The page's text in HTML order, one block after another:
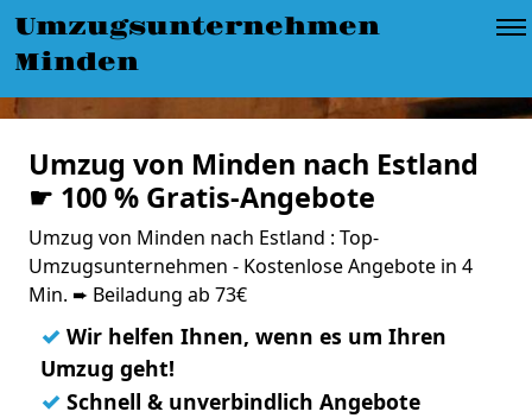
Umzugsunternehmen
Minden
Umzug von Minden nach Estland
☛ 100 % Gratis-Angebote
Umzug von Minden nach Estland : Top-
Umzugsunternehmen - Kostenlose Angebote in 4
Min. ➨ Beiladung ab 73€
✓ Wir helfen Ihnen, wenn es um Ihren
Umzug geht!
✓ Schnell & unverbindlich Angebote